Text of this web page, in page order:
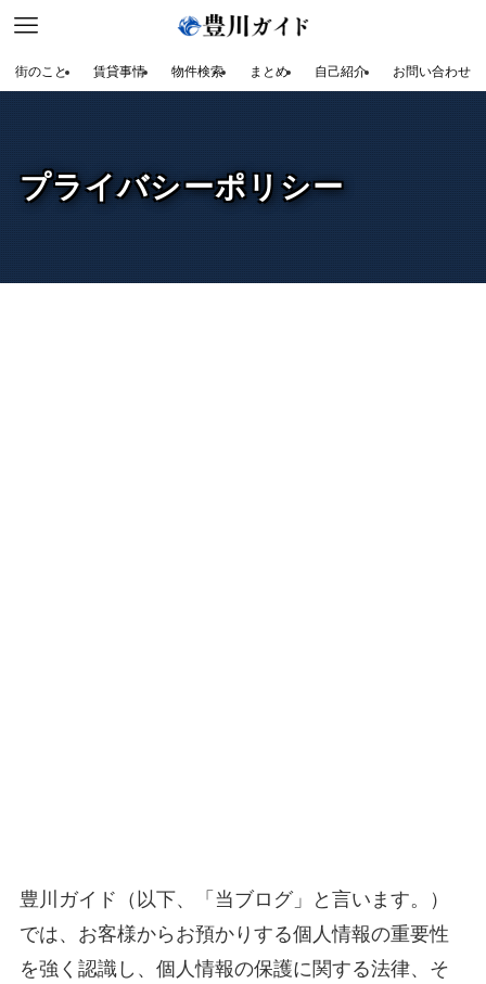
街のこと 賃貸事情 物件検索 まとめ 自己紹介 お問い合わせ
プライバシーポリシー
豊川ガイド（以下、「当ブログ」と言います。）
では、お客様からお預かりする個人情報の重要性
を強く認識し、個人情報の保護に関する法律、そ